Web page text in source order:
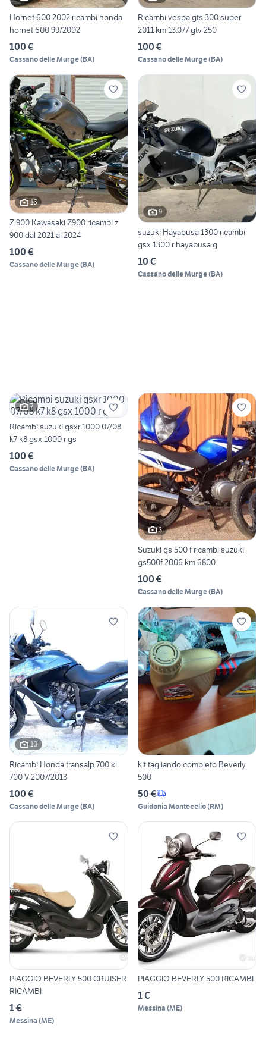
Hornet 600 2002 ricambi honda
hornet 600 99/2002
100 €
Cassano delle Murge(BA)
Ricambi vespa gts 300 super
2011 km 13.077 gtv 250
100 €
Cassano delle Murge(BA)
16
Z 900 Kawasaki Z900 ricambi z
900 dal 2021 al 2024
100 €
Cassano delle Murge(BA)
9
suzuki Hayabusa 1300 ricambi
gsx 1300 r hayabusa g
10 €
Cassano delle Murge(BA)
7
Ricambi suzuki gsxr 1000 07/08
k7 k8 gsx 1000 r gs
100 €
Cassano delle Murge(BA)
3
Suzuki gs 500 f ricambi suzuki
gs500f 2006 km 6800
100 €
Cassano delle Murge(BA)
10
Ricambi Honda transalp 700 xl
700 V 2007/2013
100 €
Cassano delle Murge(BA)
kit tagliando completo Beverly
500
50 €
Guidonia Montecelio(RM)
PIAGGIO BEVERLY 500 CRUISER
RICAMBI
1 €
Messina (ME)
PIAGGIO BEVERLY 500 RICAMBI
1 €
Messina (ME)